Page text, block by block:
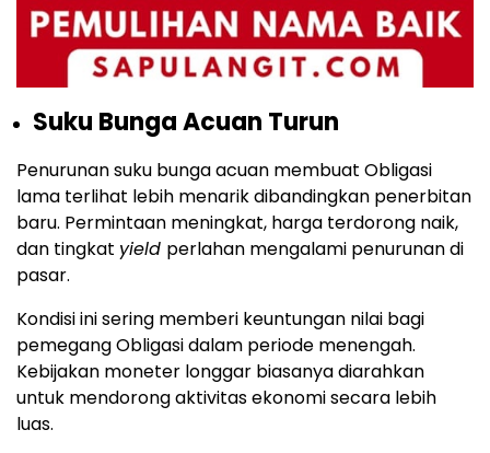
Suku Bunga Acuan Turun
Penurunan suku bunga acuan membuat Obligasi
lama terlihat lebih menarik dibandingkan penerbitan
baru. Permintaan meningkat, harga terdorong naik,
dan tingkat yield perlahan mengalami penurunan di
pasar.
Kondisi ini sering memberi keuntungan nilai bagi
pemegang Obligasi dalam periode menengah.
Kebijakan moneter longgar biasanya diarahkan
untuk mendorong aktivitas ekonomi secara lebih
luas.